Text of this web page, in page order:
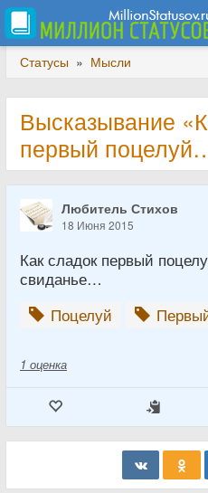
Статусы » Мысли
Высказывание
первый
Любитель Стихов
18 Июня 2015
Как сладок первый
свиданье…
Поцелуй
1 оценка